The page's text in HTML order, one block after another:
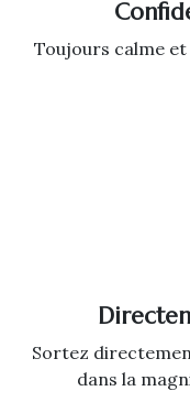
Toujours calme
Sortez
dans la